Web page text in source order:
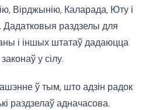
Вірджынію, Каларада, Юту і
Дадатковыя раздзелы для
і іншых штатаў дадаюцца
у сілу.
ў тым, што адзін радок
раздзелаў адначасова.